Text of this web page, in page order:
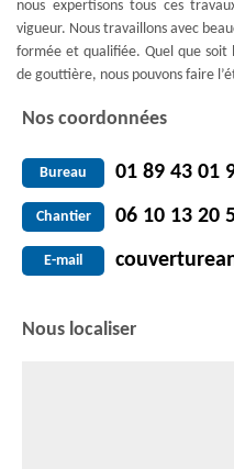
nous expertisons tous ces
vigueur. Nous travaillons avec
formée et qualifiée. Quel que
de gouttière, nous pouvons faire
Nos coordonnées
Bureau 01 89 43 01
Chantier 06 10 13 20
E-mail
Nous localiser